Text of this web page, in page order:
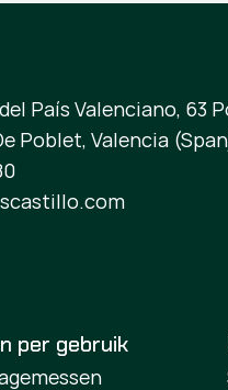
País Valenciano, 63
Poblet, Valencia
per gebruik